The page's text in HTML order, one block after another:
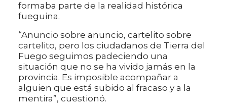
formaba parte de la realidad histórica
fueguina.
“Anuncio sobre anuncio, cartelito sobre
cartelito, pero los ciudadanos de Tierra del
Fuego seguimos padeciendo una
situación que no se ha vivido jamás en la
provincia. Es imposible acompañar a
alguien que está subido al fracaso y a la
mentira”, cuestionó.